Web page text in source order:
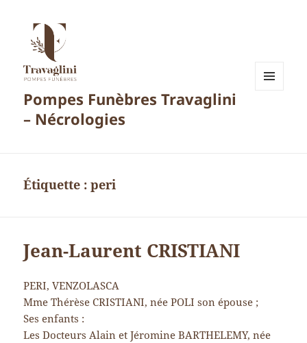
Pompes Funèbres Travaglini
– Nécrologies
Étiquette :peri
Jean-Laurent CRISTIANI
PERI, VENZOLASCA
Mme Thérèse CRISTIANI, née POLI son épouse ;
Ses enfants :
Les Docteurs Alain et Jéromine BARTHELEMY, née